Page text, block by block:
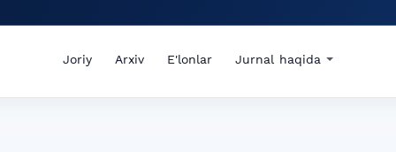
Joriy Arxiv E'lonlar Jurnal haqida